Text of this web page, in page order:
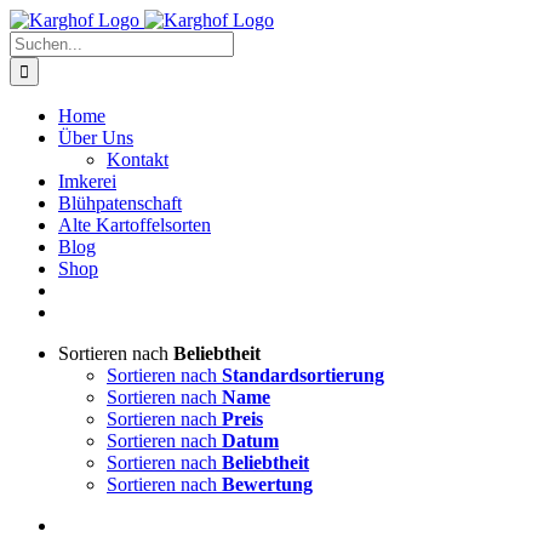
Zum
Inhalt
springen
Instagram
Facebook
Suche
nach:
Home
Über Uns
Kontakt
Imkerei
Blühpatenschaft
Alte Kartoffelsorten
Blog
Shop
Sortieren nach Beliebtheit
Sortieren nach Standardsortierung
Sortieren nach Name
Sortieren nach Preis
Sortieren nach Datum
Sortieren nach Beliebtheit
Sortieren nach Bewertung